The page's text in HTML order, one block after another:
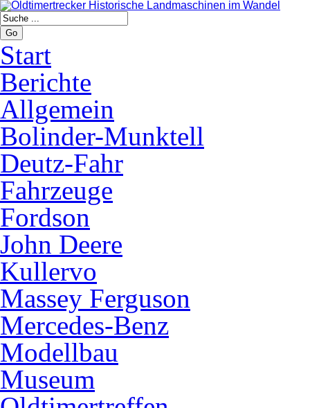
Go
Start
Berichte
Allgemein
Bolinder-Munktell
Deutz-Fahr
Fahrzeuge
Fordson
John Deere
Kullervo
Massey Ferguson
Mercedes-Benz
Modellbau
Museum